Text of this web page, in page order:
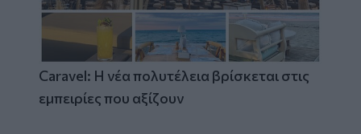
Caravel: Η νέα πολυτέλεια βρίσκεται στις
εμπειρίες που αξίζουν